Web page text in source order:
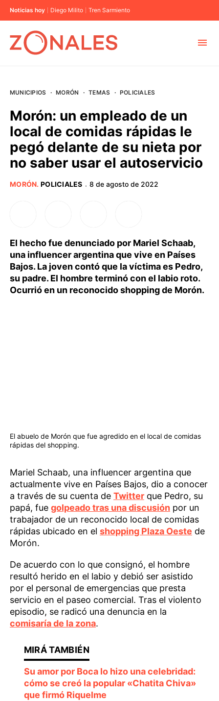
Noticias hoy Diego Milito Tren Sarmiento
BUENOS AIRES
PROVINCIAS
MUNICIPIOS · MORÓN · TEMAS · POLICIALES
Morón: un empleado de un
local de comidas rápidas le
pegó delante de su nieta por
no saber usar el autoservicio
MORÓN. POLICIALES · 8 de agosto de 2022
El hecho fue denunciado por Mariel Schaab,
una influencer argentina que vive en Países
Bajos. La joven contó que la víctima es Pedro,
su padre. El hombre terminó con el labio roto.
Ocurrió en un reconocido shopping de Morón.
El abuelo de Morón que fue agredido en el local de comidas
rápidas del shopping.
Mariel Schaab, una influencer argentina que
actualmente vive en Países Bajos, dio a conocer
a través de su cuenta de Twitter que Pedro, su
papá, fue golpeado tras una discusión por un
trabajador de un reconocido local de comidas
rápidas ubicado en el shopping Plaza Oeste de
Morón.
De acuerdo con lo que consignó, el hombre
resultó herido en el labio y debió ser asistido
por el personal de emergencias que presta
servicio en el paseo comercial. Tras el violento
episodio, se radicó una denuncia en la
comisaría de la zona.
Su amor por Boca lo hizo una celebridad:
cómo se creó la popular «Chatita Chiva»
que firmó Riquelme